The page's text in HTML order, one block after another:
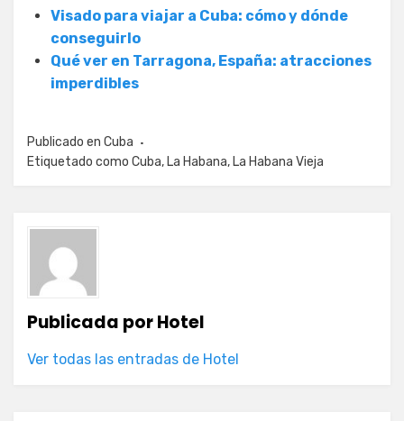
Visado para viajar a Cuba: cómo y dónde
conseguirlo
Qué ver en Tarragona, España: atracciones
imperdibles
Publicado en Cuba
Etiquetado como Cuba, La Habana, La Habana Vieja
Publicada porHotel
Ver todas las entradas de Hotel